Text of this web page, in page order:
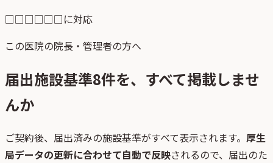
□□□□□□に対応
この医院の院長・管理者の方へ
届出施設基準8件を、すべて掲載しませ
んか
ご契約後、 届出済みの施設基準がすべて表示されます。 厚生
局データの更新に合わせて自動で反映されるので、届出のた